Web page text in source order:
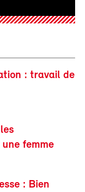
: travail de
femme
: Bien